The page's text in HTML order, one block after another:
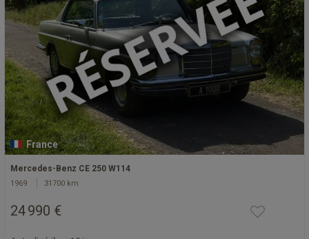
France
Mercedes-Benz CE 250 W114
1969 31700 km
24 990 €